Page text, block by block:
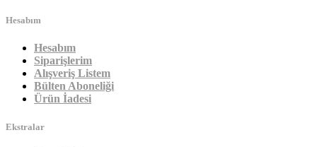
Hesabım
Hesabım
Siparişlerim
Alışveriş Listem
Bülten Aboneliği
Ürün İadesi
Ekstralar